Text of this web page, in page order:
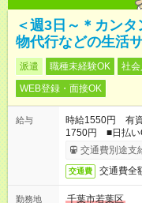
＜週3日～＊カン
物代行などの生活
派遣 職種未経験OK 社
WEB登録・面接OK
給与
時給1550円 有
1750円 ■日払い
交通費別途支
交通費 交通費全
勤務地
千葉市若葉区